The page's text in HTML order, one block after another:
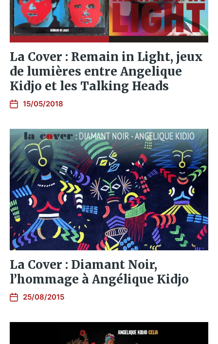
La Cover : Remain in Light, jeux
de lumières entre Angelique
Kidjo et les Talking Heads
15/05/2018
La Cover : Diamant Noir,
l’hommage à Angélique Kidjo
25/08/2015